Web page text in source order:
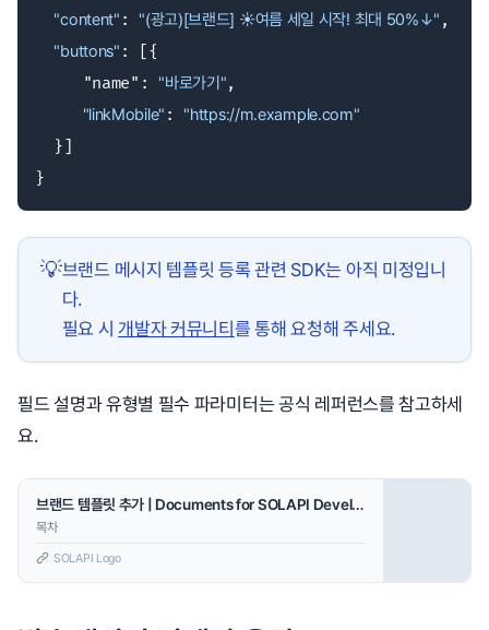
"content" : "(광고)[브랜드] ☀여름 세일 시작! 최대 50%↓" ,
"buttons" : [{
     "name":
"바로가기",
"linkMobile" : "https://m.example.com"
  }]
}
💡브랜드 메시지 템플릿 등록 관련 SDK는 아직 미정입니
다.
필요 시개발자 커뮤니티를 통해 요청해 주세요.
필드 설명과 유형별 필수 파라미터는 공식 레퍼런스를 참고하세
요.
브랜드 템플릿 추가 | Documents for SOLAPI Developers
목차
SOLAPI Logo